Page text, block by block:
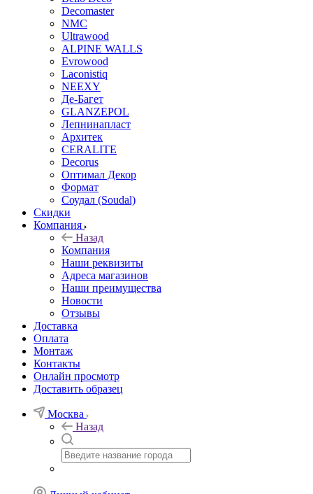
Decomaster
NMС
Ultrawood
ALPINE WALLS
Evrowood
Laconistiq
NEEXY
Де-Багет
GLANZEPOL
Лепнинапласт
Архитек
CERALITE
Decorus
Оптимал Декор
Формат
Соудал (Soudal)
Скидки
Компания
Назад
Компания
Наши реквизиты
Адреса магазинов
Наши преимущества
Новости
Отзывы
Доставка
Оплата
Монтаж
Контакты
Онлайн просмотр
Доставить образец
Москва
Назад